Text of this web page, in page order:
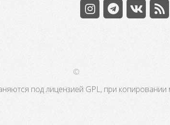
©
под лицензией GPL, при копировании